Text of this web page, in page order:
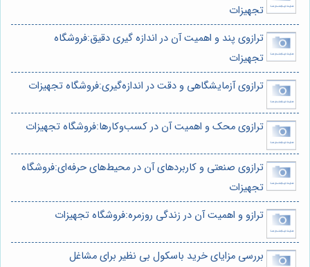
تجهیزات
ترازوی پند و اهمیت آن در اندازه گیری دقیق:فروشگاه
تجهیزات
ترازوی آزمایشگاهی و دقت در اندازه‌گیری:فروشگاه تجهیزات
ترازوی محک و اهمیت آن در کسب‌وکارها:فروشگاه تجهیزات
ترازوی صنعتی و کاربردهای آن در محیط‌های حرفه‌ای:فروشگاه
تجهیزات
ترازو و اهمیت آن در زندگی روزمره:فروشگاه تجهیزات
بررسی مزایای خرید باسکول بی نظیر برای مشاغل